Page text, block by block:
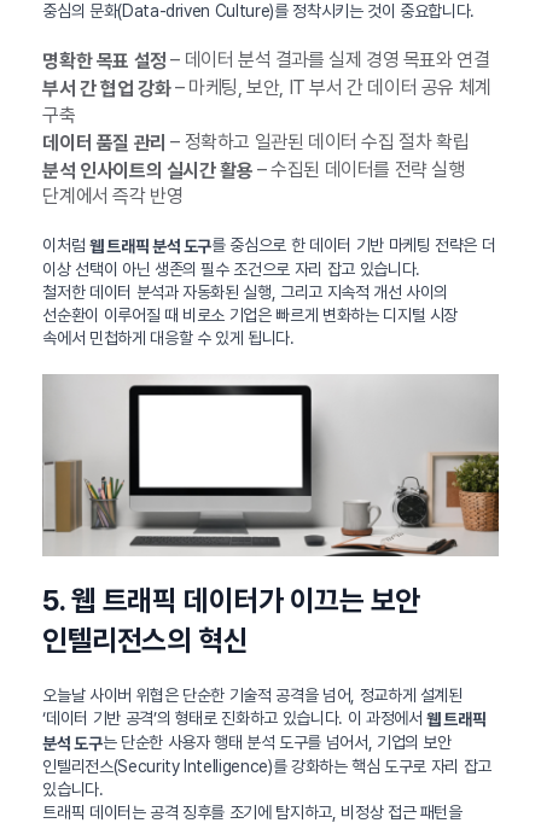
중심의 문화(Data-driven Culture)를 정착시키는 것이 중요합니다.
명확한 목표 설정 – 데이터 분석 결과를 실제 경영 목표와 연결
부서 간 협업 강화– 마케팅, 보안, IT 부서 간 데이터 공유 체계
구축
데이터 품질 관리 – 정확하고 일관된 데이터 수집 절차 확립
분석 인사이트의 실시간 활용 – 수집된 데이터를 전략 실행
단계에서 즉각 반영
이처럼 웹 트래픽 분석 도구를 중심으로 한 데이터 기반 마케팅 전략은 더
이상 선택이 아닌 생존의 필수 조건으로 자리 잡고 있습니다.
철저한 데이터 분석과 자동화된 실행, 그리고 지속적 개선 사이의
선순환이 이루어질 때 비로소 기업은 빠르게 변화하는 디지털 시장
속에서 민첩하게 대응할 수 있게 됩니다.
5. 웹 트래픽 데이터가 이끄는 보안
인텔리전스의 혁신
오늘날 사이버 위협은 단순한 기술적 공격을 넘어, 정교하게 설계된
‘데이터 기반 공격’의 형태로 진화하고 있습니다. 이 과정에서웹 트래픽
분석 도구는 단순한 사용자 행태 분석 도구를 넘어서, 기업의 보안
인텔리전스(Security Intelligence)를 강화하는 핵심 도구로 자리 잡고
있습니다.
트래픽 데이터는 공격 징후를 조기에 탐지하고, 비정상 접근 패턴을